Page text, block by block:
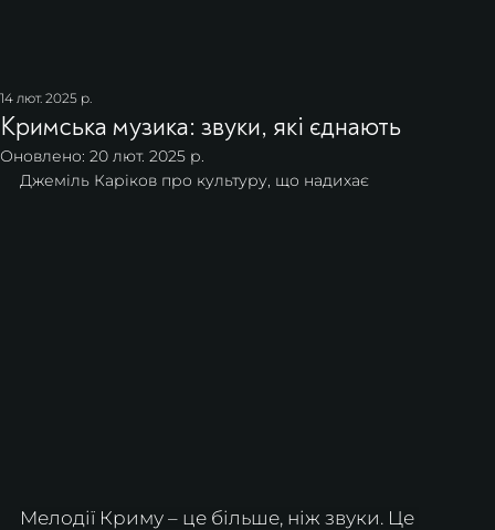
Кримська музика: звуки, які єднають
14 лют. 2025 р.
Оновлено: 20 лют. 2025 р.
Джеміль Каріков про культуру, що надихає
Мелодії Криму – це більше, ніж звуки. Це